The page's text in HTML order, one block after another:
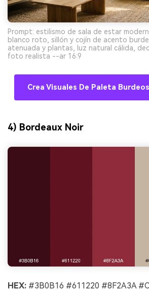
Prompt: estilismo de sala de estar
blanco roto, sillón y cojín de acento
atenuada y plantas, luz natural cálida,
foto realista --ar 16:9
Crea Visuales De Paleta
4) Bordeaux Noir
HEX: #3B0B16 #611220 #8F2A3A